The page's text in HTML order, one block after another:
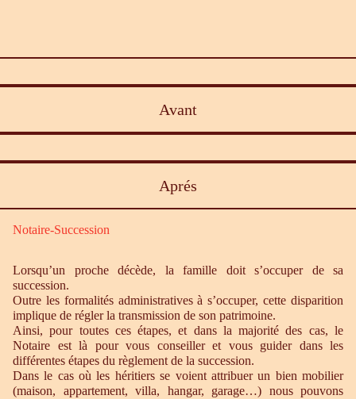
Avant
Aprés
Notaire-Succession
Lorsqu’un proche décède, la famille doit s’occuper de sa
succession.
Outre les formalités administratives à s’occuper, cette disparition
implique de régler la transmission de son patrimoine.
Ainsi, pour toutes ces étapes, et dans la majorité des cas, le
Notaire est là pour vous conseiller et vous guider dans les
différentes étapes du règlement de la succession.
Dans le cas où les héritiers se voient attribuer un bien mobilier
(maison, appartement, villa, hangar, garage…) nous pouvons